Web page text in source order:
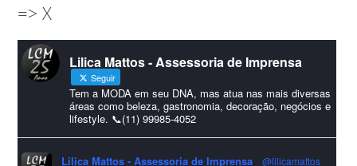
amigos que sempre nos acompanham!🎄✨🥂❤️
#lcmassessoriassessoria#natal #merrychristmas #felizanonovo
#HappyNewYear
Foto
Visualizar no Facebook · Compartilhar
=> X
Lilica Mattos - Assessoria de Imprensa
Seguir
Tem a MODA em seu DNA, mas atua nas mais diversas
áreas como beleza, gastronomia, decoração, negócios e
lifestyle. 📞(11) 99985-4052
Lilica Mattos - Assessoria de Imprensa
@lilicamattos